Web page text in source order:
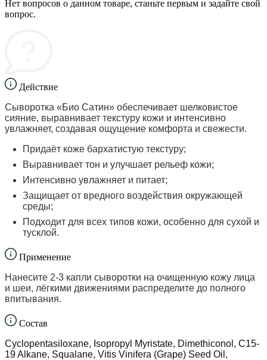
Нет вопросов о данном товаре, станьте первым и задайте свой
вопрос.
Действие
Сыворотка «Био Сатин» обеспечивает шелковистое
сияние, выравнивает текстуру кожи и интенсивно
увлажняет, создавая ощущение комфорта и свежести.
Придаёт коже бархатистую текстуру;
Выравнивает тон и улучшает рельеф кожи;
Интенсивно увлажняет и питает;
Защищает от вредного воздействия окружающей
среды;
Подходит для всех типов кожи, особенно для сухой и
тусклой.
Применение
Нанесите 2-3 капли сыворотки на очищенную кожу лица
и шеи, лёгкими движениями распределите до полного
впитывания.
Состав
Cyclopentasiloxane, Isopropyl Myristate, Dimethiconol, C15-
19 Alkane, Squalane, Vitis Vinifera (Grape) Seed Oil,